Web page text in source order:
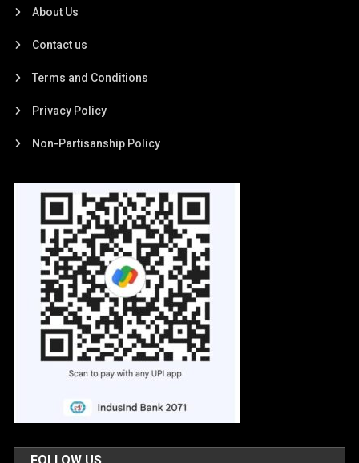
About Us
Contact us
Terms and Conditions
Privacy Policy
Non-Partisanship Policy